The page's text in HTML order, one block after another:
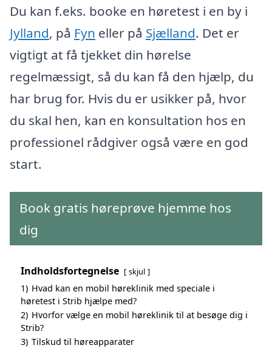
Du kan f.eks. booke en høretest i en by i
Jylland, på Fyn eller på Sjælland. Det er
vigtigt at få tjekket din hørelse
regelmæssigt, så du kan få den hjælp, du
har brug for. Hvis du er usikker på, hvor
du skal hen, kan en konsultation hos en
professionel rådgiver også være en god
start.
Book gratis høreprøve hjemme hos
dig
Indholdsfortegnelse skjul
1) Hvad kan en mobil høreklinik med speciale i
høretest i Strib hjælpe med?
2) Hvorfor vælge en mobil høreklinik til at besøge dig i
Strib?
3) Tilskud til høreapparater